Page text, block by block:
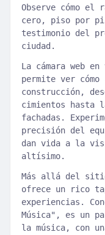
Observe cómo el
cero, piso por
testimonio del
ciudad.
La cámara web
permite ver
construcción,
cimientos hasta
fachadas.
precisión del
dan vida a la
altísimo.
Más allá del
ofrece un rico
experiencias.
Música", es un
la música, con